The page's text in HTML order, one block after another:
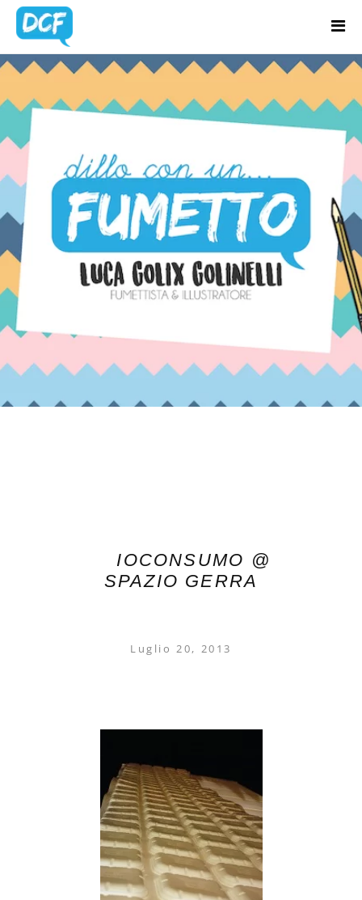
Home
Chi Sono
Lavora con me
Portfolio
Blog
Contatti
BLOG
UPDATES
Latest news & updates
IOCONSUMO @
SPAZIO GERRA
Luglio 20, 2013